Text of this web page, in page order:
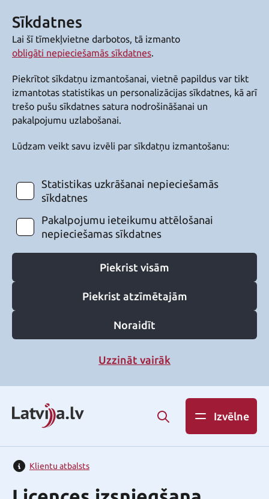
Sīkdatnes
Lai šī tīmekļvietne darbotos, tā izmanto
obligāti nepieciešamās sīkdatnes.
Piekrītot sīkdatņu izmantošanai, vietnē papildus var tikt
izmantotas statistikas un personalizācijas sīkdatnes, kā arī
trešo pušu sīkdatnes satura nodrošināšanai un
pakalpojumu uzlabošanai.
Lūdzam veikt savu izvēli par sīkdatņu izmantošanu:
Statistikas uzkrāšanai nepieciešamās
sīkdatnes
Pakalpojumu ieteikumu attēlošanai
nepieciešamas sīkdatnes
Piekrist visām
Piekrist atzīmētajām
Noraidīt
Uzzināt vairāk
Izvēlne
Klientu atbalsts